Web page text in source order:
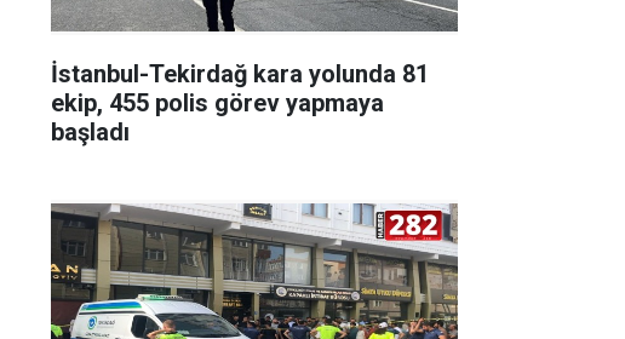
İstanbul-Tekirdağ kara yolunda 81
ekip, 455 polis görev yapmaya
başladı